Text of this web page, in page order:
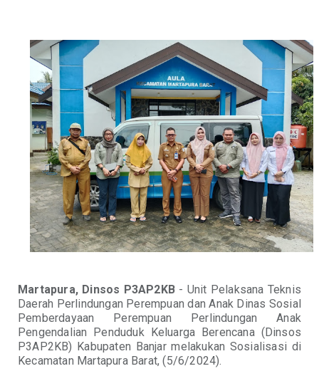
Martapura, Dinsos P3AP2KB - Unit Pelaksana Teknis
Daerah Perlindungan Perempuan dan Anak Dinas Sosial
Pemberdayaan Perempuan Perlindungan Anak
Pengendalian Penduduk Keluarga Berencana (Dinsos
P3AP2KB) Kabupaten Banjar melakukan Sosialisasi di
Kecamatan Martapura Barat, (5/6/2024).